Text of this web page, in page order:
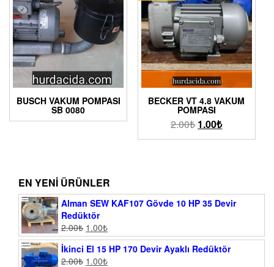
BUSCH VAKUM POMPASI
SB 0080
BECKER VT 4.8 VAKUM
POMPASI
2.00₺ 1.00₺
EN YENI ÜRÜNLER
Alman SEW KAF107 Gövde 10 HP 35 Devir
Redüktör
2.00₺ 1.00₺
İkinci El 15 HP 170 Devir Ayaklı Redüktör
2.00₺ 1.00₺